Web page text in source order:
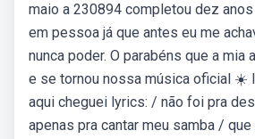
maio a 230894 completou dez
em pessoa já que antes eu me
nunca poder. O parabéns que a mia
e se tornou nossa música oficial ☀️
aqui cheguei lyrics: / não foi pra
apenas pra cantar meu samba /